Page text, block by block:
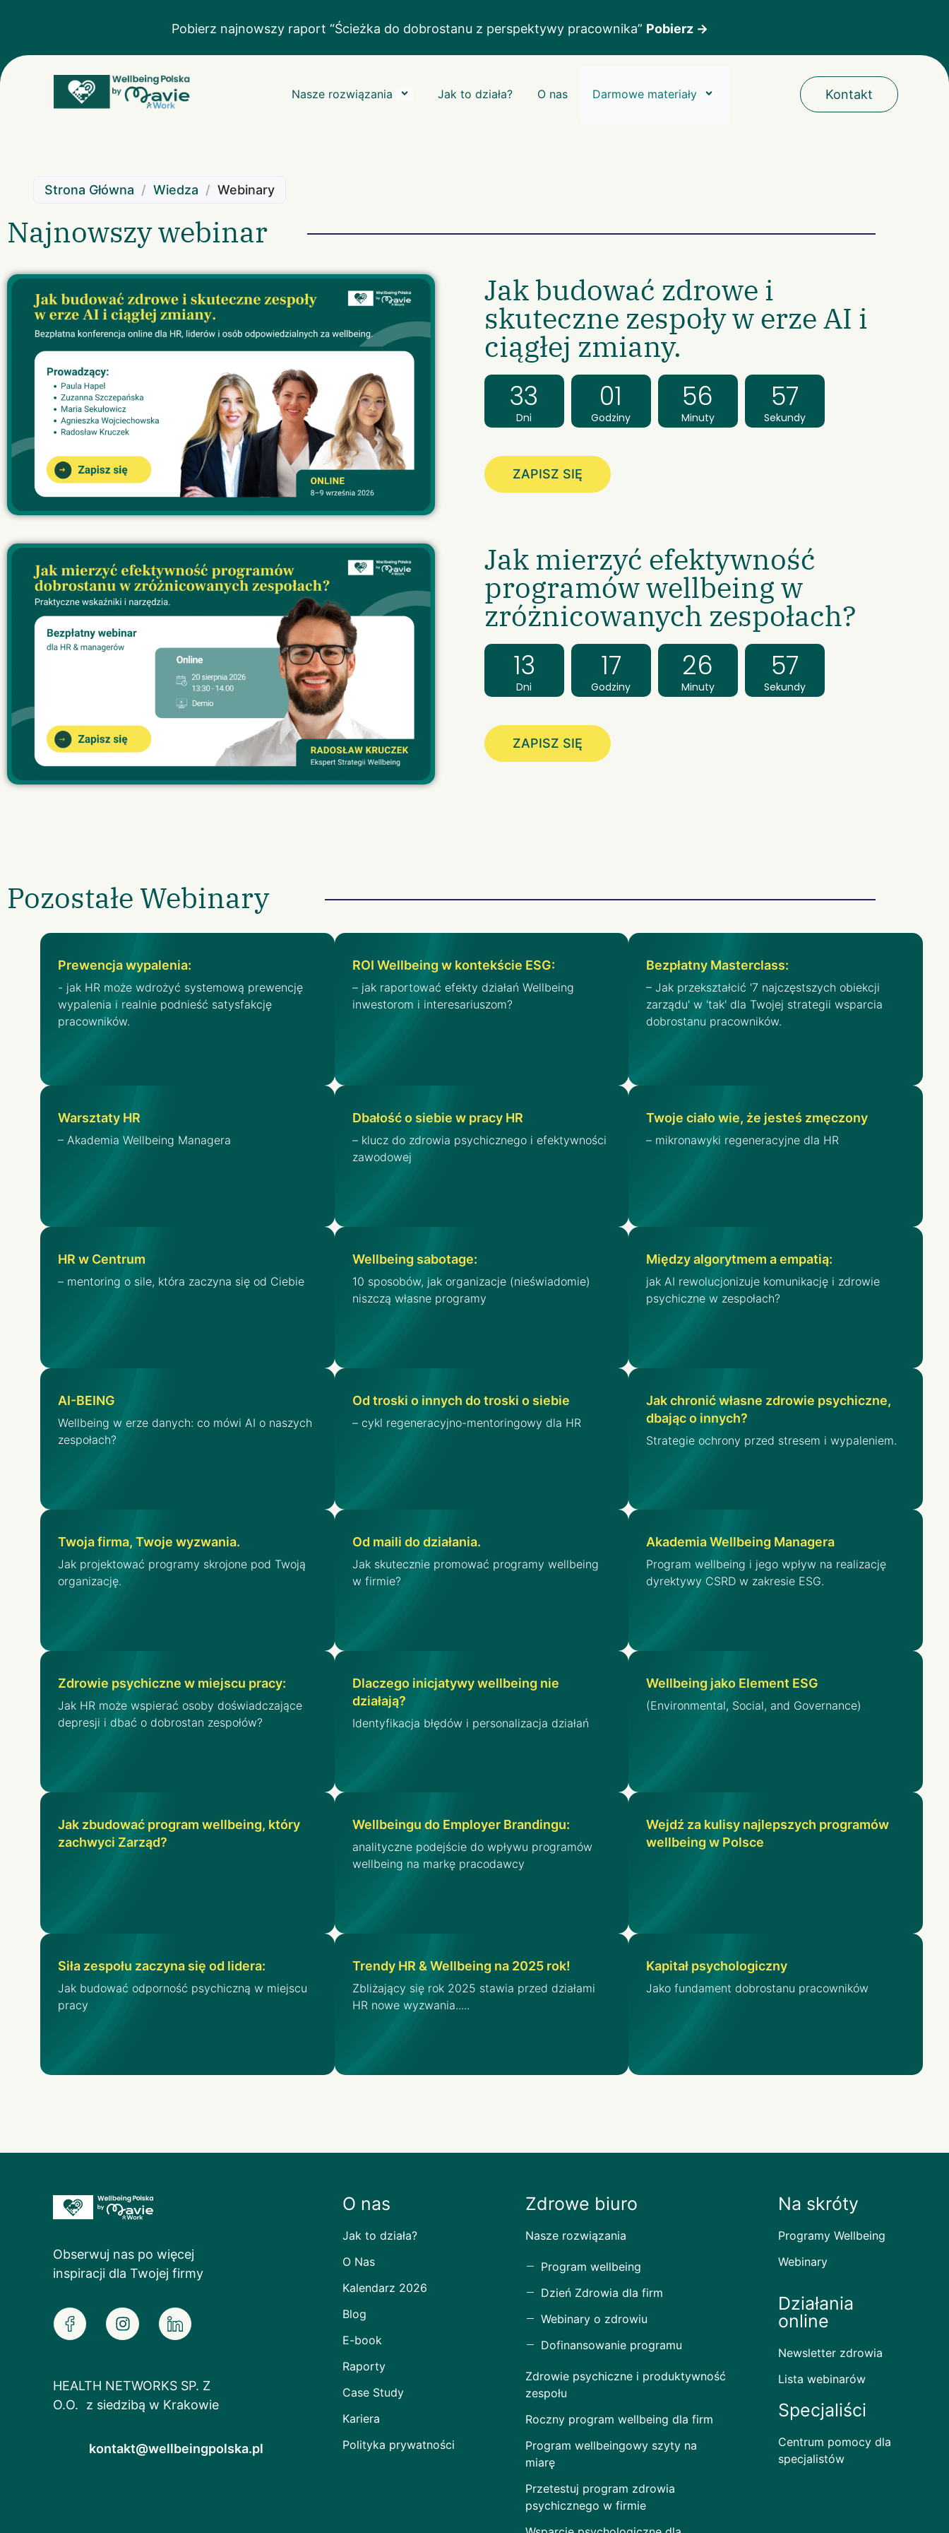
Pobierz najnowszy raport “Ścieżka do dobrostanu z perspektywy pracownika” Pobierz →
Nasze rozwiązania Jak to działa? O nas Darmowe materiały Kontakt
Strona Główna / Wiedza / Webinary
Najnowszy webinar
Jak budować zdrowe i
skuteczne zespoły w erze AI i
ciągłej zmiany.
33
Dni
01
Godziny
56
Minuty
57
Sekundy
ZAPISZ SIĘ
Jak mierzyć efektywność
programów wellbeing w
zróżnicowanych zespołach?
13
Dni
17
Godziny
26
Minuty
57
Sekundy
ZAPISZ SIĘ
Pozostałe Webinary
Prewencja wypalenia:
- jak HR może wdrożyć systemową prewencję
wypalenia i realnie podnieść satysfakcję
pracowników.
ROI Wellbeing w kontekście ESG:
– jak raportować efekty działań Wellbeing
inwestorom i interesariuszom?
Bezpłatny Masterclass: ​
– Jak przekształcić '7 najczęstszych obiekcji
zarządu' w 'tak' dla Twojej strategii wsparcia
dobrostanu pracowników.
Warsztaty HR
– Akademia Wellbeing Managera
Dbałość o siebie w pracy HR
– klucz do zdrowia psychicznego i efektywności
zawodowej
Twoje ciało wie, że jesteś zmęczony
– mikronawyki regeneracyjne dla HR
HR w Centrum
– mentoring o sile, która zaczyna się od Ciebie
Wellbeing sabotage:
10 sposobów, jak organizacje (nieświadomie)
niszczą własne programy
Między algorytmem a empatią:
jak AI rewolucjonizuje komunikację i zdrowie
psychiczne w zespołach?
AI-BEING
Wellbeing w erze danych: co mówi AI o naszych
zespołach?
Od troski o innych do troski o siebie
– cykl regeneracyjno-mentoringowy dla HR
Jak chronić własne zdrowie psychiczne,
dbając o innych?
Strategie ochrony przed stresem i wypaleniem.
Twoja firma, Twoje wyzwania.
Jak projektować programy skrojone pod Twoją
organizację.
Od maili do działania.
Jak skutecznie promować programy wellbeing
w firmie?
Akademia Wellbeing Managera
Program wellbeing i jego wpływ na realizację
dyrektywy CSRD w zakresie ESG.
Zdrowie psychiczne w miejscu pracy:
Jak HR może wspierać osoby doświadczające
depresji i dbać o dobrostan zespołów?
Dlaczego inicjatywy wellbeing nie
działają?
Identyfikacja błędów i personalizacja działań
Wellbeing jako Element ESG
(Environmental, Social, and Governance)
Jak zbudować program wellbeing, który
zachwyci Zarząd?
Wellbeingu do Employer Brandingu:
analityczne podejście do wpływu programów
wellbeing na markę pracodawcy
Wejdź za kulisy najlepszych programów
wellbeing w Polsce
Siła zespołu zaczyna się od lidera:
Jak budować odporność psychiczną w miejscu
pracy
Trendy HR & Wellbeing na 2025 rok!
Zbliżający się rok 2025 stawia przed działami
HR nowe wyzwania.....
Kapitał psychologiczny
Jako fundament dobrostanu pracowników
Obserwuj nas po więcej
inspiracji dla Twojej firmy
HEALTH NETWORKS SP. Z
O.O. z siedzibą w Krakowie
kontakt@wellbeingpolska.pl
O nas
Jak to działa?
O Nas
Kalendarz 2026
Blog
E-book
Raporty
Case Study
Kariera
Polityka prywatności
Zdrowe biuro
Nasze rozwiązania
Program wellbeing
Dzień Zdrowia dla firm
Webinary o zdrowiu
Dofinansowanie programu
Zdrowie psychiczne i produktywność
zespołu
Roczny program wellbeing dla firm
Program wellbeingowy szyty na
miarę
Przetestuj program zdrowia
psychicznego w firmie
Na skróty
Programy Wellbeing
Webinary
Działania
online
Newsletter zdrowia
Lista webinarów
Specjaliści
Centrum pomocy dla
specjalistów